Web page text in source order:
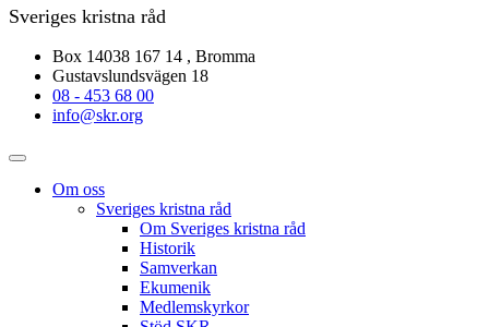
Sveriges kristna råd
Box 14038 167 14 , Bromma
Gustavslundsvägen 18
08 - 453 68 00
info@skr.org
Om oss
Sveriges kristna råd
Om Sveriges kristna råd
Historik
Samverkan
Ekumenik
Medlemskyrkor